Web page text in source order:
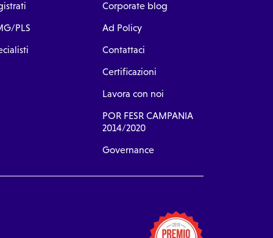
PLS
Corporate blog
Ad Policy
Contattaci
Certificazioni
Lavora con noi
POR FESR CAMPANIA
2014/2020
Governance